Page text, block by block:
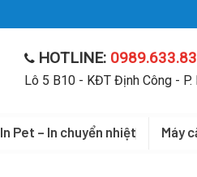
HOTLINE:
Lô 5 B10 - KĐT Định Công -
In Pet – In chuyển nhiệt Máy